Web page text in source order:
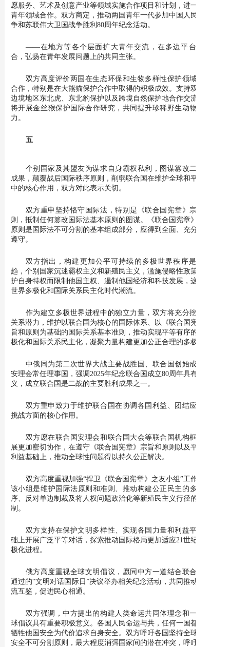
愿服务、艺术及创意产业等领域实施合作项目和计划，进一步加强
青年领域合作。双方商定，推动两国青年一代参加中国人民抗日战
争和苏联伟大卫国战争胜利80周年纪念活动。
——在地方等各个层面扩大青年交流，在多边平台协调配
合，弘扬在青年发展问题上的共同主张。
双方高度评价两国在生态环保和生物多样性保护领域的密切
合作，特别是在大熊猫保护合作中取得的积极成效。支持双方加强
边境地区东北虎、东北豹保护以及跨境自然保护地合作交流。双方
将开展金丝猴保护国际合作研究，共同提升珍稀野生动物保护能
力。
五
个别国家及其盟友为谋求自身霸权私利，图谋篡改二战胜利
成果，颠覆战后国际秩序原则，削弱联合国在维护全球和平与安全
中的核心作用，双方对此表示关切。
双方重申坚持恪守国际法，特别是《联合国宪章》宗旨和原
则，抵制任何篡改国际法基本原则的图谋。《联合国宪章》宗旨和
原则是国际法不可分割的基本组成部分，应得到全面、充分、完整
遵守。
双方指出，构建更加公平可持续的多极世界秩序是大势所
趋，个别国家沉迷霸权主义和新殖民主义，滥施侵略性政策，为保
护自身特权而限制他国主权、遏制他国经济和科技发展，这不符合
世界多极化和国际关系民主化时代潮流。
作为建立多极世界进程中的独立力量，双方将充分挖掘双边
关系潜力，维护以联合国为核心的国际体系、以《联合国宪章》宗
旨和原则为基础的国际关系基本准则，推动实现平等有序的世界多
极化和国际关系民主化，凝聚力量构建更加公正合理的多极世界。
中俄同为第二次世界大战主要战胜国、联合国创始成员国和
安理会常任理事国，强调2025年纪念联合国成立80周年具有重要意
义，成立联合国是二战的主要胜利成果之一。
双方重申致力于维护联合国在协调各国利益、团结应对当代
挑战方面的核心作用。
双方愿在联合国安理会和联合国大会等联合国机构框架内开
展更加密切协作，在遵守《联合国宪章》宗旨和原则以及平衡各方
利益基础上，推动全球性问题得以持久公正解决。
双方高度重视加强“捍卫《联合国宪章》之友小组”工作，认为
该小组是维护国际法原则和准则、推动构建公正民主的多极化秩
序、反对单边制裁及将人权问题政治化等新殖民主义行径的有效机
制。
双方支持在保护文明多样性、实现各国力量和利益平衡的基
础上开展广泛平等对话，探索推动国际格局更加适应21世纪世界多
极化进程。
俄方高度重视全球文明倡议，愿同中方一道结合联合国大会
通过的“文明对话国际日”决议举办相关纪念活动，共同推动文明交
流互鉴，促进民心相通。
双方强调，中方提出的构建人类命运共同体理念和一系列全
球倡议具有重要积极意义。各国人民命运与共，任何一国都不应以
牺牲他国安全为代价追求自身安全。双方呼吁各国坚持全球和地区
安全不可分割原则，最大程度消弭国家间的潜在冲突，呼吁通过协